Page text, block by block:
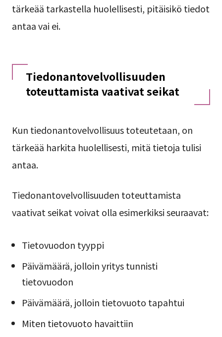
tärkeää tarkastella huolellisesti, pitäisikö tiedot
antaa vai ei.
Tiedonantovelvollisuuden
toteuttamista vaativat seikat
Kun tiedonantovelvollisuus toteutetaan, on
tärkeää harkita huolellisesti, mitä tietoja tulisi
antaa.
Tiedonantovelvollisuuden toteuttamista
vaativat seikat voivat olla esimerkiksi seuraavat:
Tietovuodon tyyppi
Päivämäärä, jolloin yritys tunnisti
tietovuodon
Päivämäärä, jolloin tietovuoto tapahtui
Miten tietovuoto havaittiin